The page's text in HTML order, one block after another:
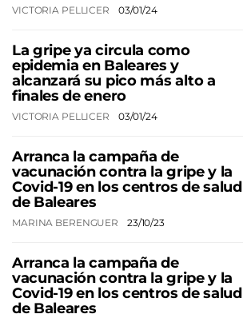
VICTORIA PELLICER 03/01/24
La gripe ya circula como
epidemia en Baleares y
alcanzará su pico más alto a
finales de enero
VICTORIA PELLICER 03/01/24
Arranca la campaña de
vacunación contra la gripe y la
Covid-19 en los centros de salud
de Baleares
MARINA BERENGUER 23/10/23
Arranca la campaña de
vacunación contra la gripe y la
Covid-19 en los centros de salud
de Baleares